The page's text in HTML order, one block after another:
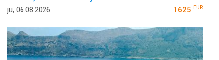
ju, 06.08.2026 1625 EUR